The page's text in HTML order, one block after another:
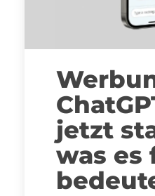
jetzt
was es